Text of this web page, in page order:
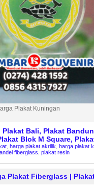
Plakat Kuningan
Plakat Bali, Plakat
Blok M Square,
,harga plakat akrilik ,harga plakat
fiberglass ,plakat resin
Plakat Fiberglass |